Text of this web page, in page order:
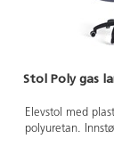
Stol Poly gas
Elevstol med
polyuretan.